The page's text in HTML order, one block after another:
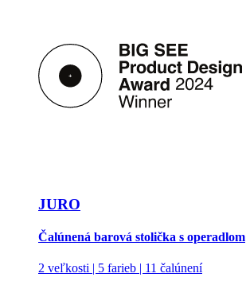
JURO
Čalúnená barová stolička s operadlom
2 veľkosti | 5 farieb | 11 čalúnení